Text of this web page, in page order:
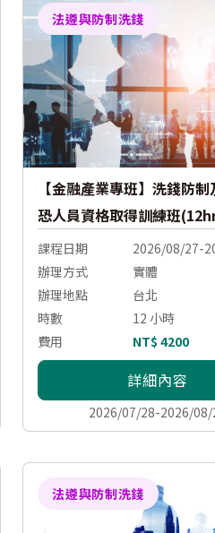
法遵與防制洗錢
【金融產業專班】洗錢防
恐人員資格取得訓練班
課程日期
2026/08/27-
辦理方式
實體
辦理地點
台北
時數
12 小時
費用
NT$ 4200
詳細內容
2026/07/28-2026/08/
法遵與防制洗錢